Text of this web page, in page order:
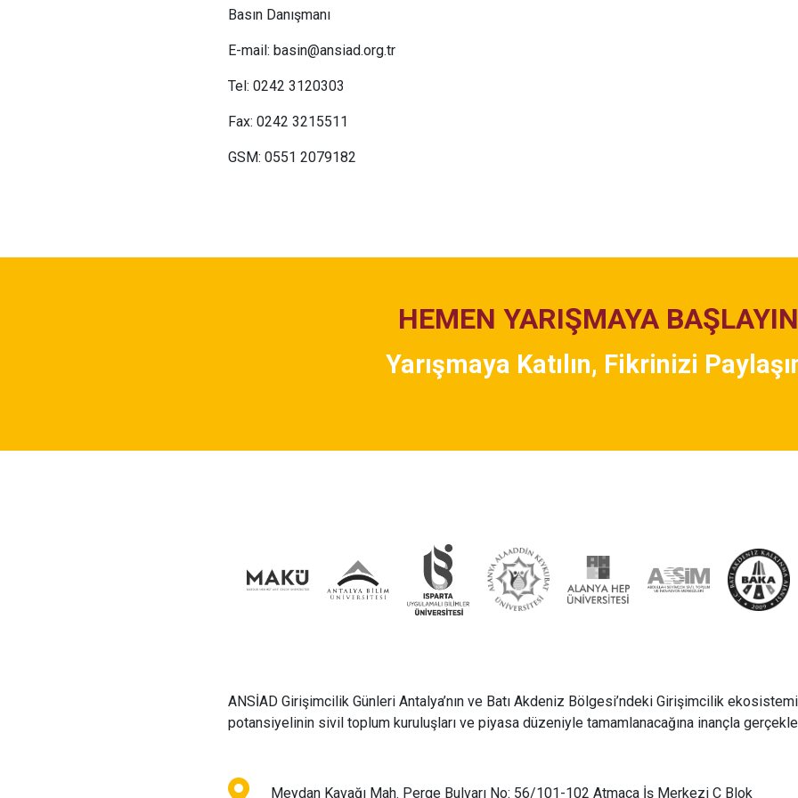
Basın Danışmanı
E-mail: basin@ansiad.org.tr
Tel: 0242 3120303
Fax: 0242 3215511
GSM: 0551 2079182
HEMEN YARIŞMAYA BAŞLAYIN
Yarışmaya Katılın, Fikrinizi
ANSİAD Girişimcilik Günleri Antalya’nın ve Batı Akdeniz Bölgesi’ndeki Girişimcilik
potansiyelinin sivil toplum kuruluşları ve piyasa düzeniyle tamamlanacağına inançla
Meydan Kavağı Mah. Perge Bulvarı No: 56/101-102 Atmaca İş Merkezi C Blok